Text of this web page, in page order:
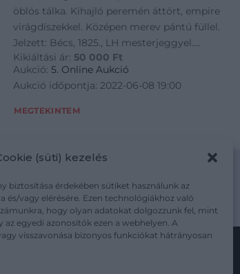
(süti) kezelés
biztosítása érdekében sütiket használunk az
és/vagy elérésére. Ezen technológiákhoz való
hogy olyan adatokat dolgozzunk fel, mint
az egyedi azonosítók ezen a webhelyen. A
visszavonása bizonyos funkciókat hátrányosan
öblös tálka. Kihajló peremén áttört, empire
virágdíszekkel. Középen merev pántú füllel.
Jelzett: Bécs, 1825., LH mesterjeggyel.
Neuwirth: P 1840. M.: 13 cm; átm.: 11 cm
Kikiáltási ár: 50 000 Ft
Aukció:5. Online Aukció
Aukció időpontja: 2022-06-08 19:00
MEGTEKINTEM